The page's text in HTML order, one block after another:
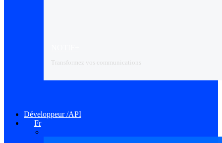
Transformez vos communications
Développeur /API
Fr